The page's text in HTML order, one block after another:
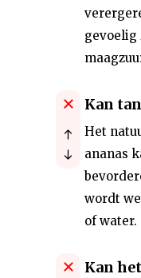
gevoelig
Kan
Het
ananas
wordt
of water.
Kan